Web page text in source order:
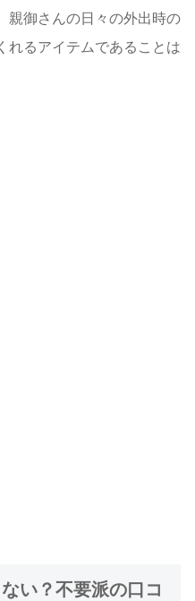
親御さんの日々の外出時の
れるアイテムであることは
い？不要派の口コ